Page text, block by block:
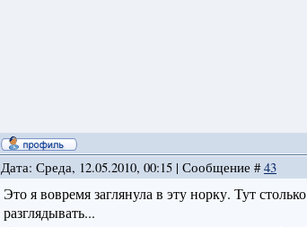
Дата: Среда, 12.05.2010, 00:15 | Сообщение #43
Это я вовремя заглянула в эту норку. Тут
разглядывать...